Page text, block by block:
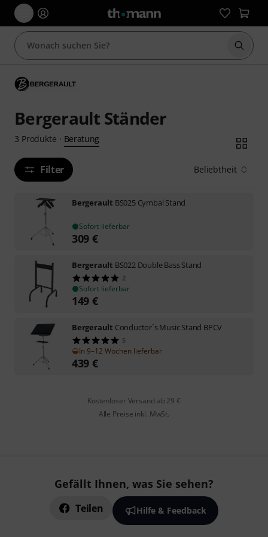
Suche
Bergerault Ständer
3 Produkte · Beratung
Filter Beliebtheit
Bergerault BS025 Cymbal Stand
Sofort lieferbar
309 €
Bergerault BS022 Double Bass Stand
2
Sofort lieferbar
149 €
Bergerault Conductor´s Music Stand BPCV
5
In 9–12 Wochen lieferbar
439 €
Kostenloser Versand ab 29 €
Alle Preise inkl. MwSt.
Gefällt Ihnen, was Sie sehen?
Teilen Hilfe & Feedback